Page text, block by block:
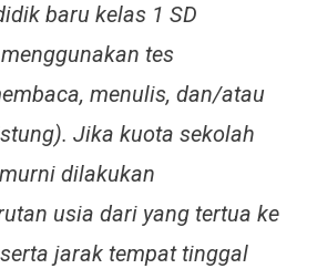
baru kelas 1 SD
tes
menulis, dan/atau
Jika kuota sekolah
dilakukan
usia dari yang tertua ke
jarak tempat tinggal